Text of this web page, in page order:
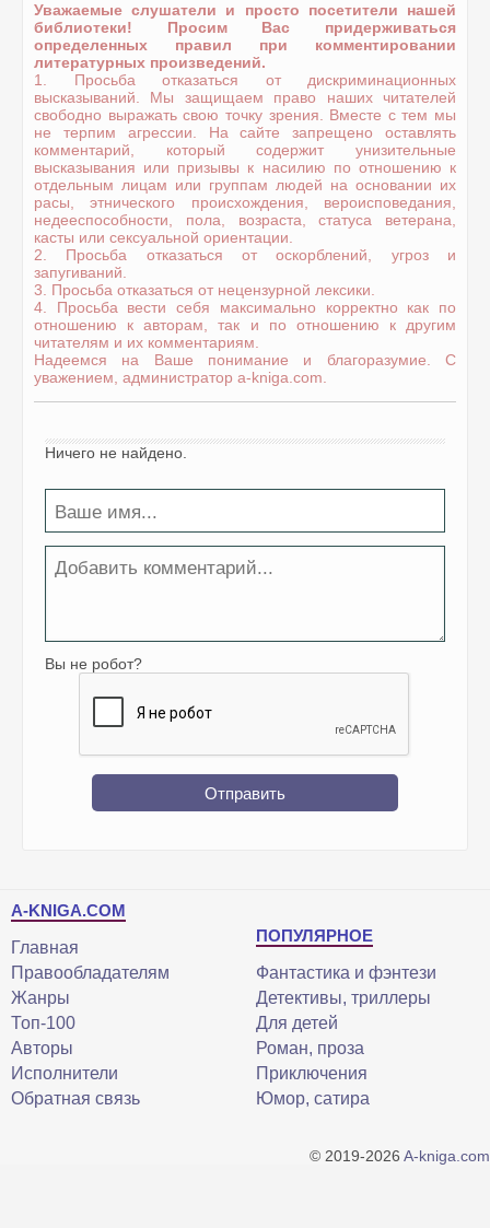
Уважаемые слушатели и просто посетители нашей
библиотеки! Просим Вас придерживаться
определенных правил при комментировании
литературных произведений.
1. Просьба отказаться от дискриминационных
высказываний. Мы защищаем право наших читателей
свободно выражать свою точку зрения. Вместе с тем мы
не терпим агрессии. На сайте запрещено оставлять
комментарий, который содержит унизительные
высказывания или призывы к насилию по отношению к
отдельным лицам или группам людей на основании их
расы, этнического происхождения, вероисповедания,
недееспособности, пола, возраста, статуса ветерана,
касты или сексуальной ориентации.
2. Просьба отказаться от оскорблений, угроз и
запугиваний.
3. Просьба отказаться от нецензурной лексики.
4. Просьба вести себя максимально корректно как по
отношению к авторам, так и по отношению к другим
читателям и их комментариям.
Надеемся на Ваше понимание и благоразумие. С
уважением, администратор a-kniga.com.
Ничего не найдено.
Вы не робот?
Отправить
A-KNIGA.COM
Главная
Правообладателям
Жанры
Топ-100
Авторы
Исполнители
Обратная связь
ПОПУЛЯРНОЕ
Фантастика и фэнтези
Детективы, триллеры
Для детей
Роман, проза
Приключения
Юмор, сатира
© 2019-2026 A-kniga.com